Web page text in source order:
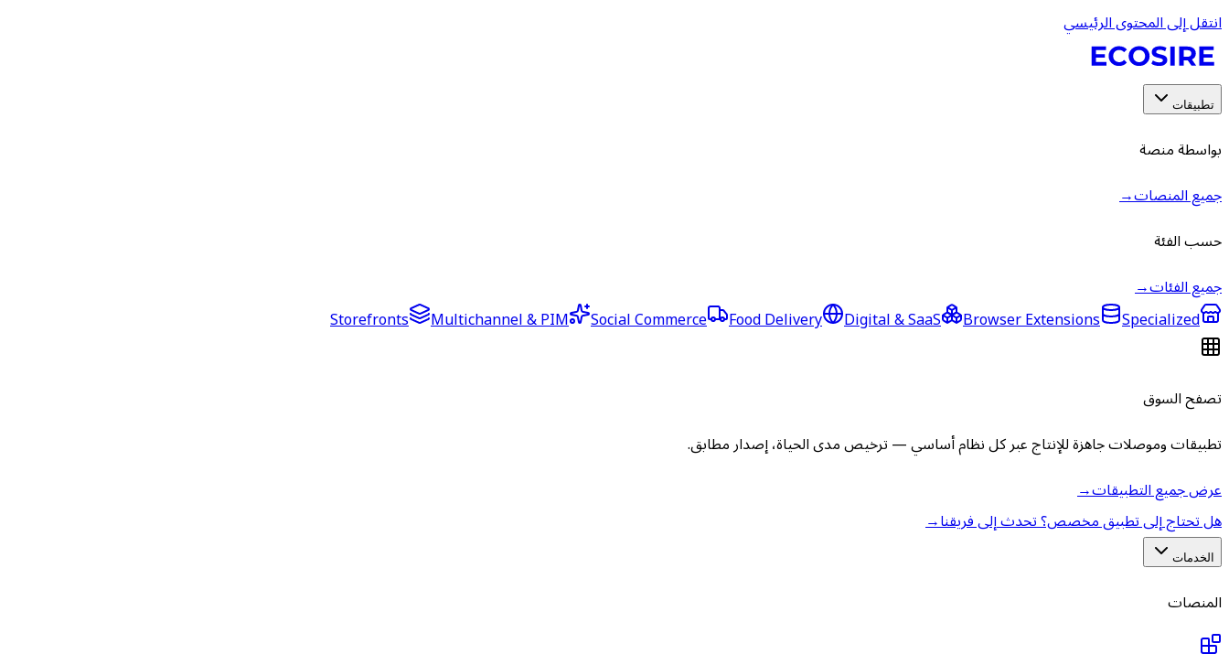
انتقل إلى المحتوى الرئيسي
تطبيقات
بواسطة منصة
جميع المنصات→
حسب الفئة
جميع الفئات→
Storefronts
Multichannel & PIM Social Commerce Food Delivery Digital & SaaS Browser Extensions Specialized
تصفح السوق
تطبيقات وموصلات جاهزة للإنتاج عبر كل نظام أساسي — ترخيص مدى الحياة، إصدار مطابق.
عرض جميع التطبيقات→
هل تحتاج إلى تطبيق مخصص؟ تحدث إلى فريقنا→
الخدمات
المنصات